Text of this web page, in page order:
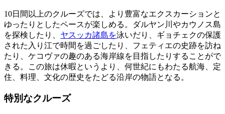
10日間以上のクルーズでは、より豊富なエクスカーションと
ゆったりとしたペースが楽しめる。ダルヤン川やカウノス島
を探検したり、 ヤスッカ諸島を泳いだり、ギョチェクの保護
された入り江で時間を過ごしたり、フェティエの史跡を訪ね
たり、ケコヴァの趣のある海岸線を目指したりすることがで
きる。この旅は休暇というより、何世紀にもわたる航海、定
住、料理、文化の歴史をたどる沿岸の物語となる。
特別なクルーズ